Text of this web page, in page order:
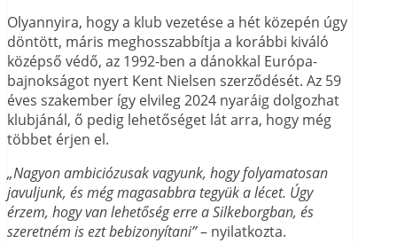
Olyannyira, hogy a klub vezetése a hét közepén úgy
döntött, máris meghosszabbítja a korábbi kiváló
középső védő, az 1992-ben a dánokkal Európa-
bajnokságot nyert Kent Nielsen szerződését. Az 59
éves szakember így elvileg 2024 nyaráig dolgozhat
klubjánál, ő pedig lehetőséget lát arra, hogy még
többet érjen el.
„Nagyon ambiciózusak vagyunk, hogy folyamatosan
javuljunk, és még magasabbra tegyük a lécet. Úgy
érzem, hogy van lehetőség erre a Silkeborgban, és
szeretném is ezt bebizonyítani”– nyilatkozta.